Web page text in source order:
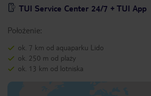
TUI Service Center 24/7 + TUI App
Położenie:
ok. 7 km od aquaparku Lido
ok. 250 m od plaży
ok. 13 km od lotniska